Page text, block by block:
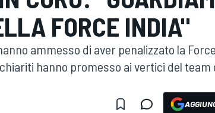
FORCE INDIA"
ammesso di aver penalizzato la
hanno promesso ai vertici del